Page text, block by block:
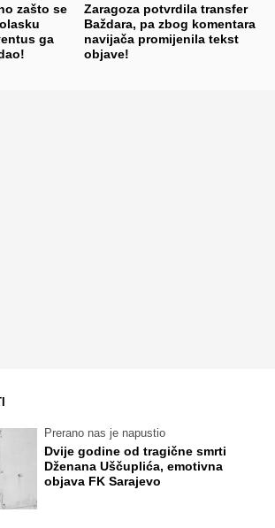
zašto se
ga
Zaragoza potvrdila transfer
Baždara, pa zbog komentara
navijača promijenila tekst
objave!
Prerano nas je napustio
Dvije godine od tragične smrti
Dženana Uščuplića, emotivna
objava FK Sarajevo